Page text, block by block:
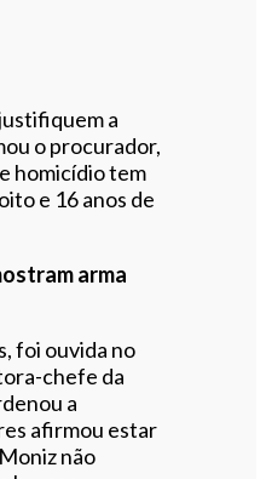
a
o procurador,
homicídio tem
e 16 anos de
arma
foi ouvida no
chefe da
a
afirmou estar
não